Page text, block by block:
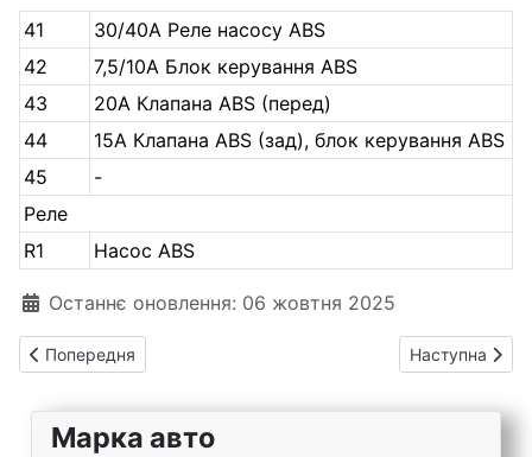
41
30/40А Реле насосу ABS
42
7,5/10А Блок керування ABS
43
20А Клапана ABS (перед)
44
15А Клапана ABS (зад), блок керування ABS
45
-
Реле
R1
Насос ABS
Деталі
Останнє оновлення: 06 жовтня 2025
Попередня стаття: Honda Odyssey 2 (1999 – 2003)
Попередня Наступна
Наступна
Марка авто